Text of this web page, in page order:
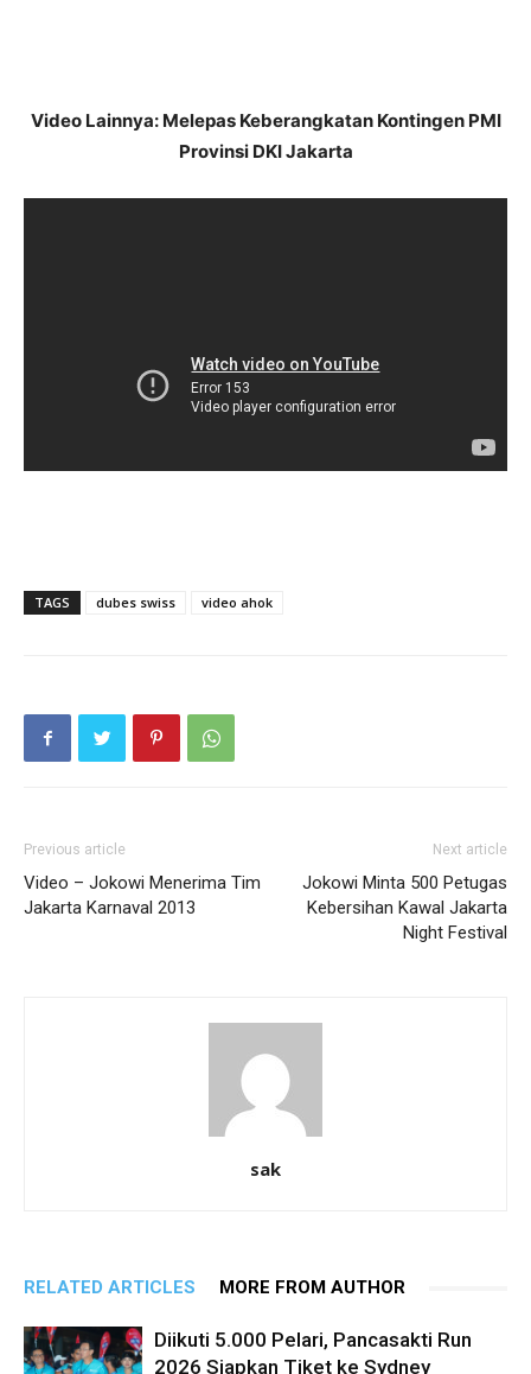
Video Lainnya: Melepas Keberangkatan Kontingen PMI
Provinsi DKI Jakarta
TAGS dubes swiss video ahok
Previous article
Video – Jokowi Menerima Tim
Jakarta Karnaval 2013
Next article
Jokowi Minta 500 Petugas
Kebersihan Kawal Jakarta
Night Festival
sak
RELATED ARTICLES MORE FROM AUTHOR
Diikuti 5.000 Pelari, Pancasakti Run
2026 Siapkan Tiket ke Sydney